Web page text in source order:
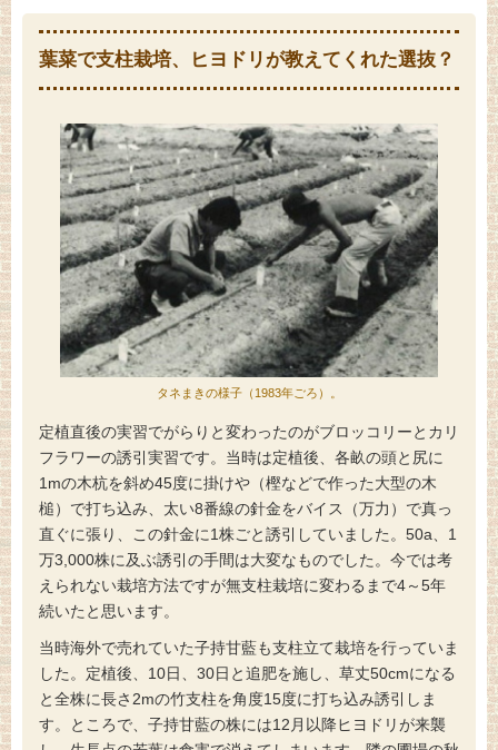
葉菜で支柱栽培、ヒヨドリが教えてくれた選抜？
タネまきの様子（1983年ごろ）。
定植直後の実習でがらりと変わったのがブロッコリーとカリ
フラワーの誘引実習です。当時は定植後、各畝の頭と尻に
1mの木杭を斜め45度に掛けや（樫などで作った大型の木
槌）で打ち込み、太い8番線の針金をバイス（万力）で真っ
直ぐに張り、この針金に1株ごと誘引していました。50a、1
万3,000株に及ぶ誘引の手間は大変なものでした。今では考
えられない栽培方法ですが無支柱栽培に変わるまで4～5年
続いたと思います。
当時海外で売れていた子持甘藍も支柱立て栽培を行っていま
した。定植後、10日、30日と追肥を施し、草丈50cmになる
と全株に長さ2mの竹支柱を角度15度に打ち込み誘引しま
す。ところで、子持甘藍の株には12月以降ヒヨドリが来襲